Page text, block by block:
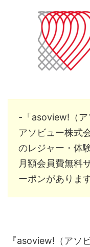
-「asoview!（
アソビュー株式
のレジャー・体
月額会員費無料
ーポンがありま
『asoview!（アソ